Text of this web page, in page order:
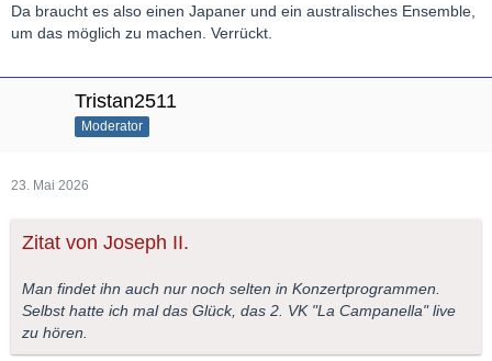
Da braucht es also einen Japaner und ein australisches Ensemble,
um das möglich zu machen. Verrückt.
Tristan2511
Moderator
23. Mai 2026
Zitat von Joseph II.
Man findet ihn auch nur noch selten in Konzertprogrammen.
Selbst hatte ich mal das Glück, das 2. VK "La Campanella" live
zu hören.